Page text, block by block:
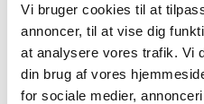
Vi bruger cookies til at
annoncer, til at vise dig
at analysere vores trafik. Vi
din brug af vores
for sociale medier,